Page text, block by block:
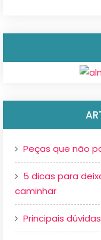
Peças que não
5 dicas para
caminhar
Principais